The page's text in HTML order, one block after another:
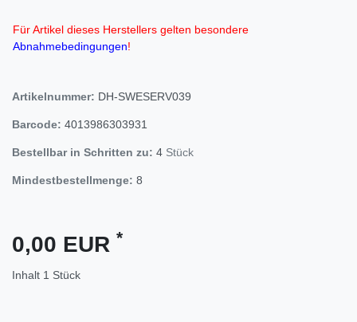
Für Artikel dieses Herstellers gelten besondere
Abnahmebedingungen!
Artikelnummer: DH-SWESERV039
Barcode: 4013986303931
Bestellbar in Schritten zu: 4 Stück
Mindestbestellmenge: 8
0,00 EUR *
Inhalt 1 Stück